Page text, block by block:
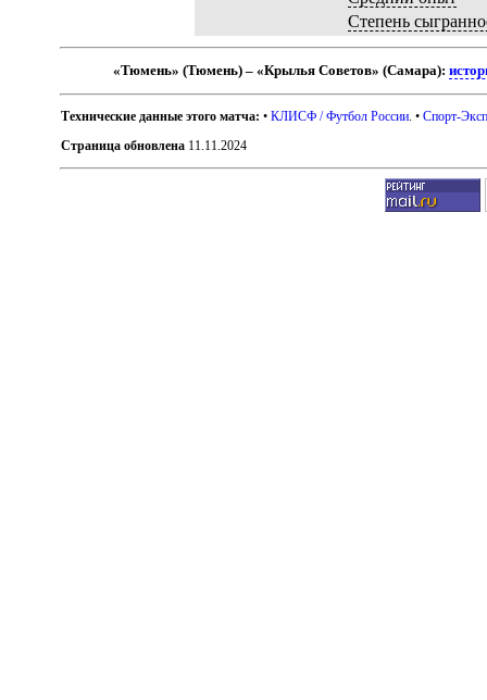
Степень
«Тюмень» (Тюмень) – «Крылья Советов» (Самара):
Технические данные этого матча: •КЛИСФ / Футбол России . •Спорт-
Страница обновлена 11.11.2024